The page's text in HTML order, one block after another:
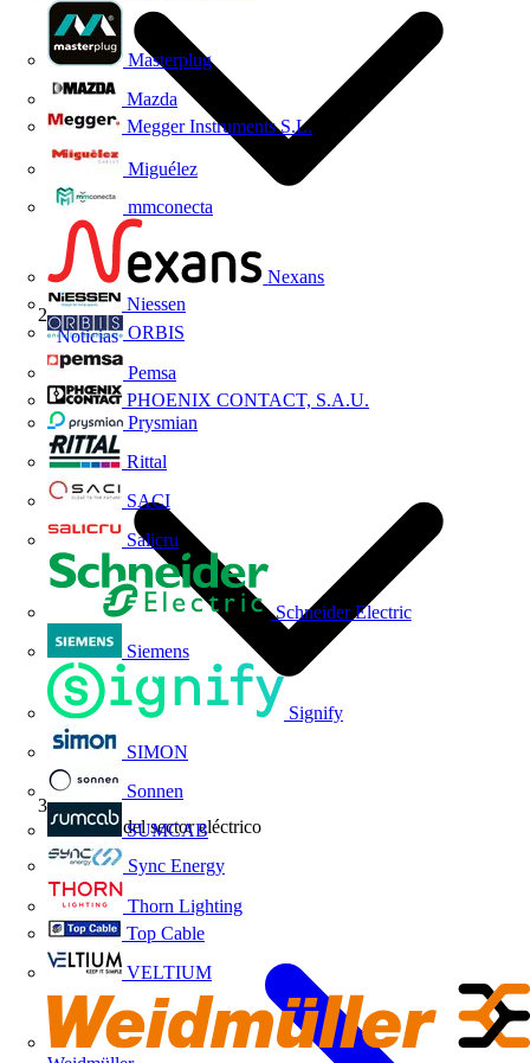
Masterplug
Mazda
Megger Instruments S.L.
Miguélez
mmconecta
Nexans
Niessen
ORBIS
Pemsa
PHOENIX CONTACT, S.A.U.
Prysmian
Rittal
SACI
Salicru
Schneider Electric
Siemens
Signify
SIMON
Sonnen
SUMCAB
Sync Energy
Thorn Lighting
Top Cable
VELTIUM
Noticias
Noticias del sector eléctrico